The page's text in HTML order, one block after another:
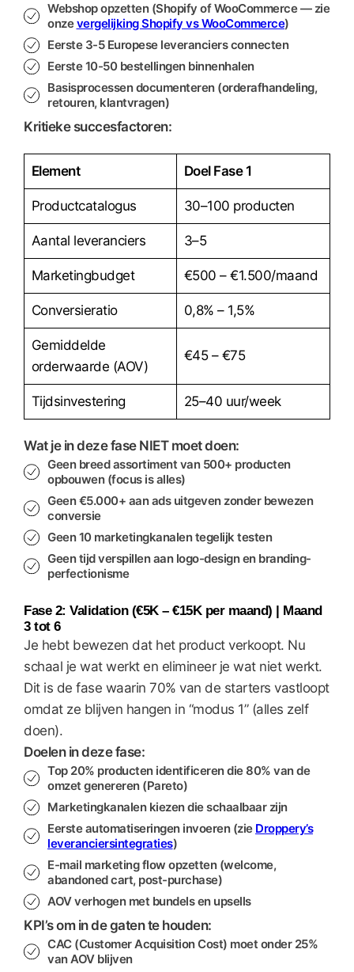
Webshop opzetten (Shopify of WooCommerce — zie
onzevergelijking Shopify vs WooCommerce)
Eerste 3-5 Europese leveranciers connecten
Eerste 10-50 bestellingen binnenhalen
Basisprocessen documenteren (orderafhandeling,
retouren, klantvragen)
Kritieke succesfactoren:
Element Doel Fase 1
Productcatalogus 30–100 producten
Aantal leveranciers 3–5
Marketingbudget €500 – €1.500/maand
Conversieratio 0,8% – 1,5%
Gemiddelde
orderwaarde (AOV)
€45 – €75
Tijdsinvestering 25–40 uur/week
Wat je in deze fase NIET moet doen:
Geen breed assortiment van 500+ producten
opbouwen (focus is alles)
Geen €5.000+ aan ads uitgeven zonder bewezen
conversie
Geen 10 marketingkanalen tegelijk testen
Geen tijd verspillen aan logo-design en branding-
perfectionisme
Fase 2: Validation (€5K – €15K per maand) | Maand
3 tot 6
Je hebt bewezen dat het product verkoopt. Nu
schaal je wat werkt en elimineer je wat niet werkt.
Dit is de fase waarin 70% van de starters vastloopt
omdat ze blijven hangen in “modus 1” (alles zelf
doen).
Doelen in deze fase:
Top 20% producten identificeren die 80% van de
omzet genereren (Pareto)
Marketingkanalen kiezen die schaalbaar zijn
Eerste automatiseringen invoeren (zie Droppery’s
leveranciersintegraties)
E-mail marketing flow opzetten (welcome,
abandoned cart, post-purchase)
AOV verhogen met bundels en upsells
KPI’s om in de gaten te houden:
CAC (Customer Acquisition Cost) moet onder 25%
van AOV blijven